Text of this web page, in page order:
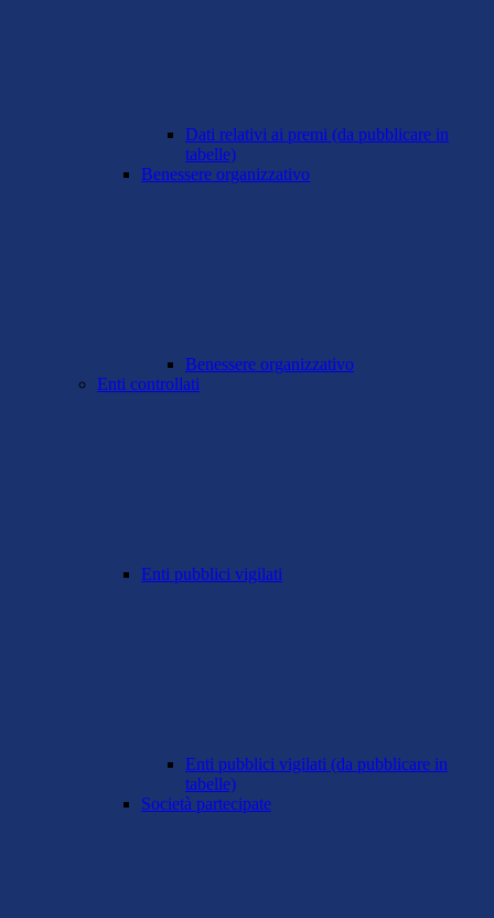
Dati relativi ai premi (da pubblicare in
tabelle)
Benessere organizzativo
Benessere organizzativo
Enti controllati
Enti pubblici vigilati
Enti pubblici vigilati (da pubblicare in
tabelle)
Società partecipate